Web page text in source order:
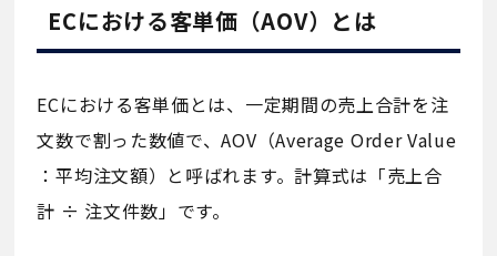
ECにおける客単価（AOV）とは
ECにおける客単価とは、一定期間の売上合計を注
文数で割った数値で、AOV（Average Order Value
：平均注文額）と呼ばれます。計算式は「売上合
計 ÷ 注文件数」です。